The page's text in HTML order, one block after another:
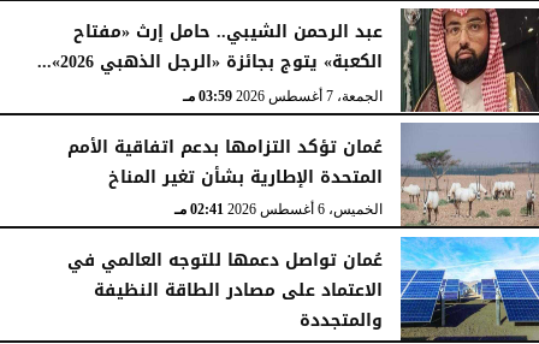
الجمعة، 7 أغسطس 2026 04:08 مـ
عبد الرحمن الشيبي.. حامل إرث «مفتاح
الكعبة» يتوج بجائزة «الرجل الذهبي 2026»...
الجمعة، 7 أغسطس 2026 03:59 مـ
عُمان تؤكد التزامها بدعم اتفاقية الأمم
المتحدة الإطارية بشأن تغير المناخ
الخميس، 6 أغسطس 2026 02:41 مـ
عُمان تواصل دعمها للتوجه العالمي في
الاعتماد على مصادر الطاقة النظيفة
والمتجددة